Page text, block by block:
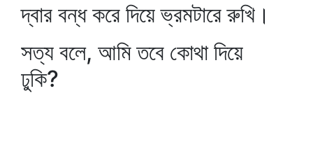
দ্বার বন্ধ করে দিয়ে ভ্রমটারে রুখি।
সত্য বলে, আমি তবে কোথা দিয়ে
ঢুকি?